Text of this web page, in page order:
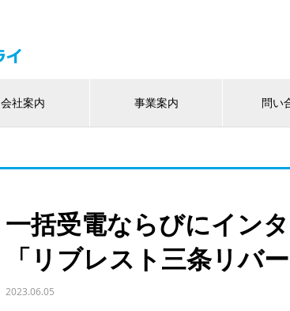
会社案内 事業案内 問い
一括受電ならびにイン
「リブレスト三条リバ
2023.06.05